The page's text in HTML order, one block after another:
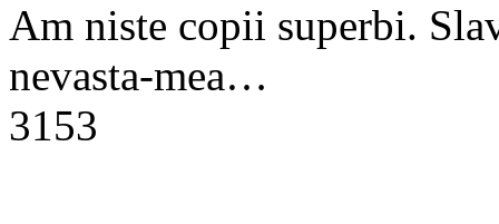
Am niste copii superbi.
nevasta-mea…
3153